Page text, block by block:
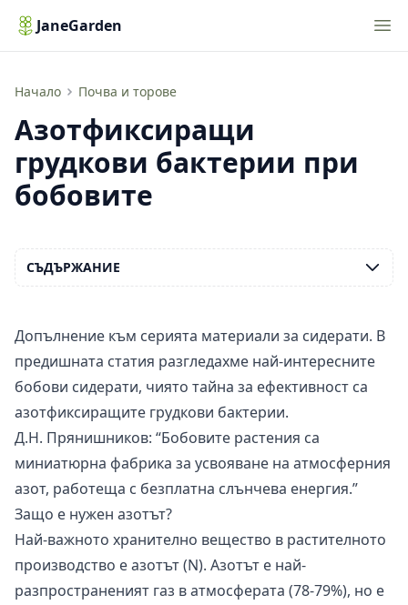
JaneGarden
Начало Почва и торове
Азотфиксиращи грудкови бактерии при бобовите
Азотфиксиращи
грудкови бактерии при
бобовите
Допълнение към серията материали за сидерати. В
предишната статия разгледахме най-интересните
бобови сидерати, чиято тайна за ефективност са
азотфиксиращите грудкови бактерии.
Д.Н. Прянишников: “Бобовите растения са
миниатюрна фабрика за усвояване на атмосферния
азот, работеща с безплатна слънчева енергия.”
Защо е нужен азотът?
Най-важното хранително вещество в растителното
производство е азотът (N). Азотът е най-
разпространеният газ в атмосферата (78-79%), но е
СЪДЪРЖАНИЕ